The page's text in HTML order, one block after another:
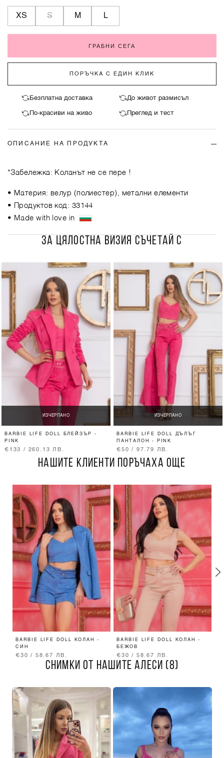
XS S M L
ГРАБНИ СЕГА
ПОРЪЧКА С ЕДИН КЛИК
Безплатна доставка До живот размисъл
По-красиви на живо Преглед и тест
ОПИСАНИЕ НА ПРОДУКТА
*Забележка: Коланът не се пере !
• Материя: велур (полиестер), метални елементи
• Продуктов код: 33144
• Made with love in
ЗА ЦЯЛОСТНА ВИЗИЯ СЪЧЕТАЙ С
ИЗЧЕРПАНО
BARBIE LIFE DOLL БЛЕЙЗЪР -
PINK
€133 / 260.13 ЛВ.
ИЗЧЕРПАНО
BARBIE LIFE DOLL ДЪЛЪГ
ПАНТАЛОН - PINK
€50 / 97.79 ЛВ.
НАШИТЕ КЛИЕНТИ ПОРЪЧАХА ОЩЕ
BARBIE LIFE DOLL КОЛАН -
СИН
€30 / 58.67 ЛВ.
BARBIE LIFE DOLL КОЛАН -
БЕЖОВ
€30 / 58.67 ЛВ.
СНИМКИ ОТ НАШИТЕ АЛЕСИ (8)